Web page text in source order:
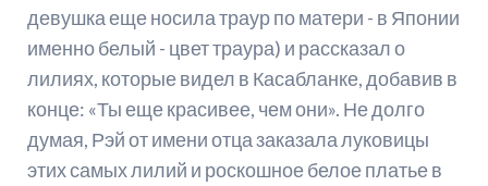
девушка еще носила траур по матери - в Японии
именно белый - цвет траура) и рассказал о
лилиях, которые видел в Касабланке, добавив в
конце: «Ты еще красивее, чем они». Не долго
думая, Рэй от имени отца заказала луковицы
этих самых лилий и роскошное белое платье в